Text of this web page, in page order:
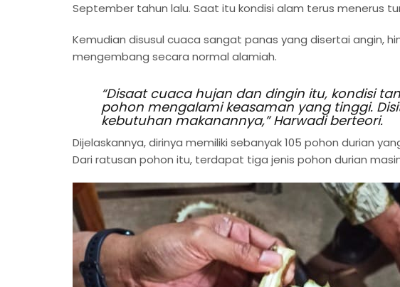
September tahun lalu. Saat itu kondisi alam terus menerus
Kemudian disusul cuaca sangat panas yang disertai angin,
mengembang secara normal alamiah.
“Disaat cuaca hujan dan dingin itu, kondisi
pohon mengalami keasaman yang tinggi.
kebutuhan makanannya,” Harwadi berteori.
Dijelaskannya, dirinya memiliki sebanyak 105 pohon durian
Dari ratusan pohon itu, terdapat tiga jenis pohon durian